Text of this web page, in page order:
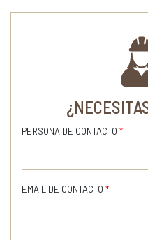
PERSONA DE CONTACTO *
EMAIL DE CONTACTO *